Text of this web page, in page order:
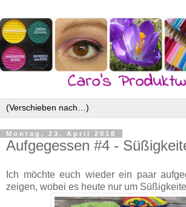
Montag, 23. April 2018
Aufgegessen #4 -
Ich möchte euch wieder ein paar
zeigen, wobei es heute nur um